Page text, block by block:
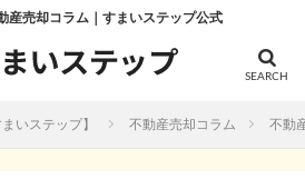
産売却コラム｜すまいステップ公式
いステップ】 不動産売却コラム 不動